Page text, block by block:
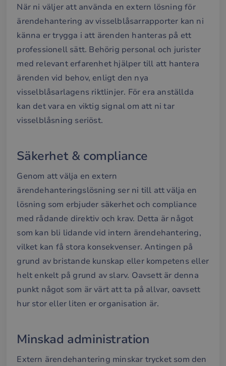
När ni väljer att använda en extern lösning för
ärendehantering av visselblåsarrapporter kan ni
känna er trygga i att ärenden hanteras på ett
professionell sätt. Behörig personal och jurister
med relevant erfarenhet hjälper till att hantera
ärenden vid behov, enligt den nya
visselblåsarlagens riktlinjer. För era anställda
kan det vara en viktig signal om att ni tar
visselblåsning seriöst.
Säkerhet & compliance
Genom att välja en extern
ärendehanteringslösning ser ni till att välja en
lösning som erbjuder säkerhet och compliance
med rådande direktiv och krav. Detta är något
som kan bli lidande vid intern ärendehantering,
vilket kan få stora konsekvenser. Antingen på
grund av bristande kunskap eller kompetens eller
helt enkelt på grund av slarv. Oavsett är denna
punkt något som är värt att ta på allvar, oavsett
hur stor eller liten er organisation är.
Minskad administration
Extern ärendehantering minskar trycket som den